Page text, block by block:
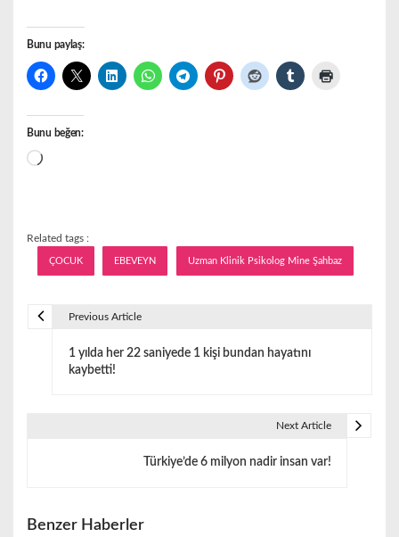
Bunu paylaş:
Bunu beğen:
Yükleniyor...
Related tags :
ÇOCUK EBEVEYN Uzman Klinik Psikolog Mine Şahbaz
z
Previous Article
1 yılda her 22 saniyede 1 kişi bundan hayatını
kaybetti!
Next Article
Türkiye’de 6 milyon nadir insan var!
Benzer Haberler